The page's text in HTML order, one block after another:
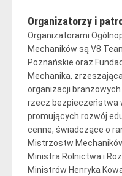
Organizatorzy i
Organizatorami
Mechaników są V8
Poznańskie oraz
Mechanika,
organizacji
rzecz bezpieczeństwa
promujących rozwój
cenne, świadczące o
Mistrzostw
Ministra Rolnictwa i
Ministrów Henryka